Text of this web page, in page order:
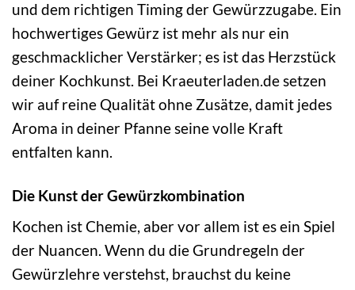
und dem richtigen Timing der Gewürzzugabe. Ein
hochwertiges Gewürz ist mehr als nur ein
geschmacklicher Verstärker; es ist das Herzstück
deiner Kochkunst. Bei Kraeuterladen.de setzen
wir auf reine Qualität ohne Zusätze, damit jedes
Aroma in deiner Pfanne seine volle Kraft
entfalten kann.
Die Kunst der Gewürzkombination
Kochen ist Chemie, aber vor allem ist es ein Spiel
der Nuancen. Wenn du die Grundregeln der
Gewürzlehre verstehst, brauchst du keine